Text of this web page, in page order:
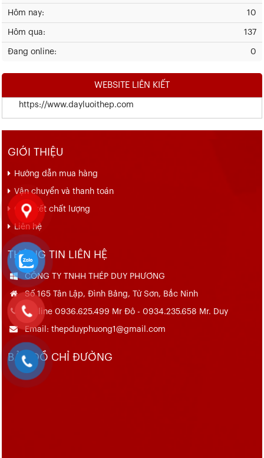
10
Hôm nay:
137
Hôm qua:
0
Đang online:
WEBSITE LIÊN KIẾT
https://www.dayluoithep.com
GIỚI THIỆU
Hướng dẫn mua hàng
Vận chuyển và thanh toán
Cam kết chất lượng
Liên hệ
THÔNG TIN LIÊN HỆ
CÔNG TY TNHH THÉP DUY PHƯƠNG
Số 165 Tân Lập, Đình Bảng, Từ Sơn, Bắc Ninh
Hotline 0936.625.499 Mr Đô - 0934.235.658 Mr. Duy
Email: thepduyphuong1@gmail.com
BẢN ĐỒ CHỈ ĐƯỜNG